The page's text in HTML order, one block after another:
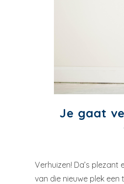
Je gaat
Verhuizen! Da’s
van die nieuwe plek